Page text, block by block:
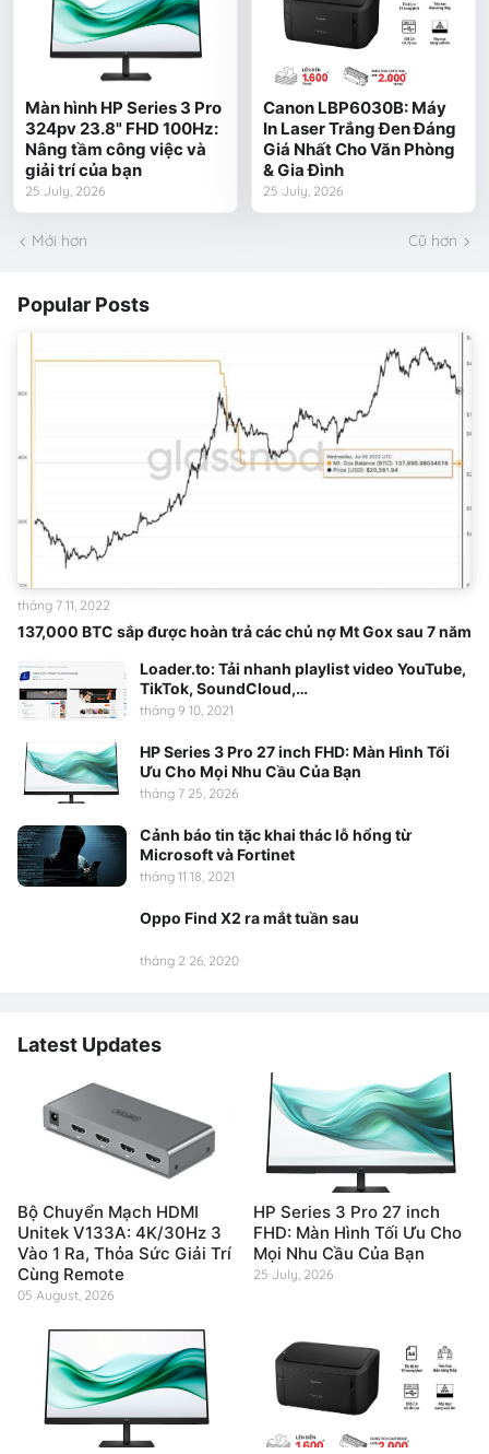
Màn hình HP Series 3 Pro
324pv 23.8" FHD 100Hz:
Nâng tầm công việc và
giải trí của bạn
25 July, 2026
Canon LBP6030B: Máy
In Laser Trắng Đen Đáng
Giá Nhất Cho Văn Phòng
& Gia Đình
25 July, 2026
Mới hơn Cũ hơn
Popular Posts
137,000 BTC sắp được hoàn trả các chủ nợ Mt Gox sau 7 năm
tháng 7 11, 2022
Loader.to: Tải nhanh playlist video YouTube,
TikTok, SoundCloud,…
tháng 9 10, 2021
HP Series 3 Pro 27 inch FHD: Màn Hình Tối
Ưu Cho Mọi Nhu Cầu Của Bạn
tháng 7 25, 2026
Cảnh báo tin tặc khai thác lỗ hổng từ
Microsoft và Fortinet
tháng 11 18, 2021
Oppo Find X2 ra mắt tuần sau
tháng 2 26, 2020
Latest Updates
Bộ Chuyển Mạch HDMI
Unitek V133A: 4K/30Hz 3
Vào 1 Ra, Thỏa Sức Giải Trí
Cùng Remote
05 August, 2026
HP Series 3 Pro 27 inch
FHD: Màn Hình Tối Ưu Cho
Mọi Nhu Cầu Của Bạn
25 July, 2026